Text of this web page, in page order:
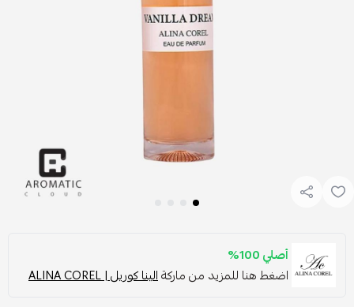
أصلي 100%
اضغط هنا للمزيد من ماركةالينا كوريل | ALINA COREL